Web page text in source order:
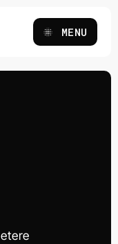
MENU